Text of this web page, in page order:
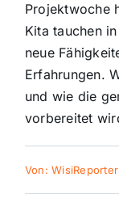
Kultur
Panorama
Mein Stadtteil
Galerie
Projektwoche
Kita tauchen
neue
Erfahrungen.
und wie die
vorbereitet
Von:WisiReporter